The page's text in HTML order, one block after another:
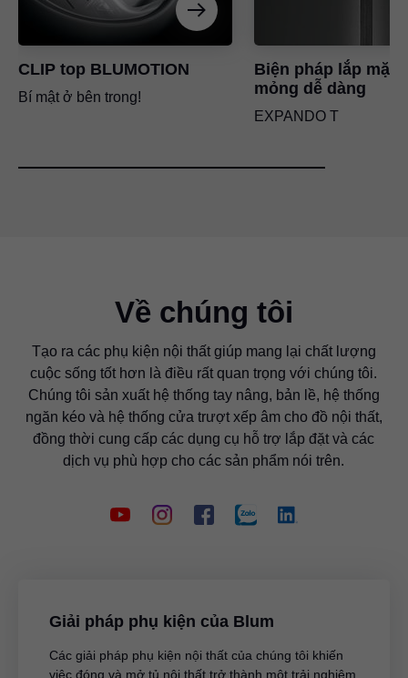
CLIP top BLUMOTION
Bí mật ở bên trong!
Biện pháp lắp mặt
mỏng dễ dàng
EXPANDO T
Về chúng tôi
Tạo ra các phụ kiện nội thất giúp mang lại chất lượng
cuộc sống tốt hơn là điều rất quan trọng với chúng tôi.
Chúng tôi sản xuất hệ thống tay nâng, bản lề, hệ thống
ngăn kéo và hệ thống cửa trượt xếp âm cho đồ nội thất,
đồng thời cung cấp các dụng cụ hỗ trợ lắp đặt và các
dịch vụ phù hợp cho các sản phẩm nói trên.
Giải pháp phụ kiện của Blum
Các giải pháp phụ kiện nội thất của chúng tôi khiến
việc đóng và mở tủ nội thất trở thành một trải nghiệm